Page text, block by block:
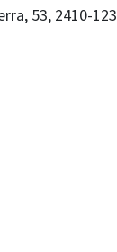
53, 2410-123